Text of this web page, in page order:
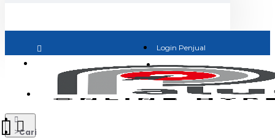
Login Penjual
Jadi Penjual
Cari